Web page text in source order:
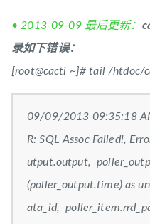
• 2013-09-09 最后更新：
录如下错误：
[root@cacti ~]# tail /htdoc/
09/09/2013 09:35:18
R: SQL Assoc Failed!,
utput.output,
(poller_output.time) as
ata_id,